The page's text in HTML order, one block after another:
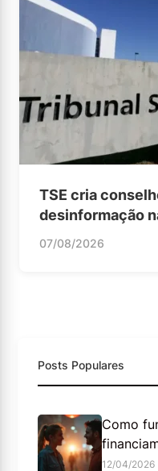
TSE cria
desinformação
07/08/2026
Posts Populares
Como
12/04/2026